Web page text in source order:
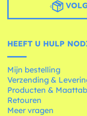
HEEFT U HULP
Mijn bestelling
Verzending &
Producten &
Retouren
Meer vragen